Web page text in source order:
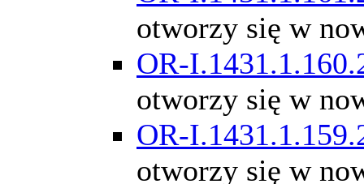
otworzy się w
OR-
otworzy się w
OR-
otworzy się w